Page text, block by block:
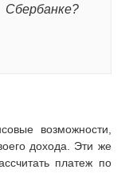
возможности,
дохода. Эти же
платеж по